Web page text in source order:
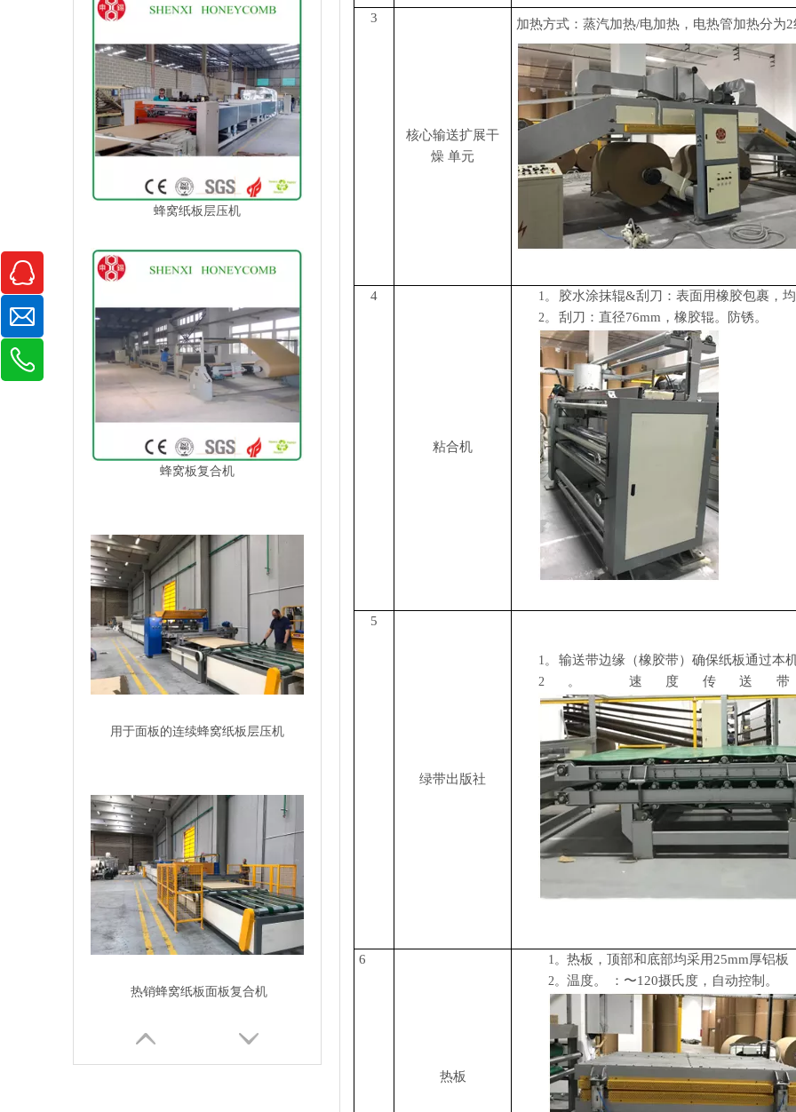
蜂窝纸板层压机
蜂窝板复合机
用于面板的连续蜂窝纸板层压机
热销蜂窝纸板面板复合机
3
核心输送扩展干
燥 单元
加热方式：蒸汽加热/电加热，电热管加热分为2
4
粘合机
1。 胶水涂抹辊&刮刀：表面用橡胶包裹，
2。 刮刀：直径76mm，橡胶辊。防锈。
5
绿带出版社
1。 输送带边缘（橡胶带）确保纸板通过本
2。 速度 传送
6
热板
1。 热板，顶部和底部均采用25mm厚铝板
2。 温度。 ：〜120摄氏度，自动控制。